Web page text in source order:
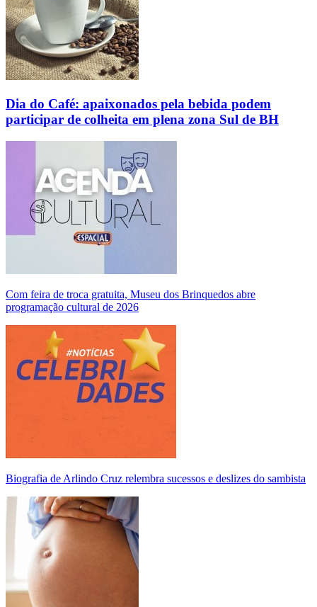
Dia do Café: apaixonados pela bebida podem
participar de colheita em plena zona Sul de BH
Com feira de troca gratuita, Museu dos Brinquedos abre
programação cultural de 2026
Biografia de Arlindo Cruz relembra sucessos e deslizes do sambista